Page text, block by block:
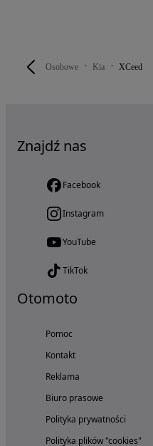
Osobowe Kia XCeed
Znajdź nas
Facebook
Instagram
YouTube
TikTok
Otomoto
Pomoc
Kontakt
Reklama
Biuro prasowe
Polityka prywatności
Polityka plików "cookies"